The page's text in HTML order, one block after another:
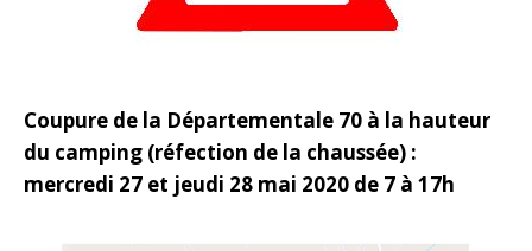
Coupure de la Départementale 70 à la hauteur
du camping (réfection de la chaussée) :
mercredi 27 et jeudi 28 mai 2020 de 7 à 17h